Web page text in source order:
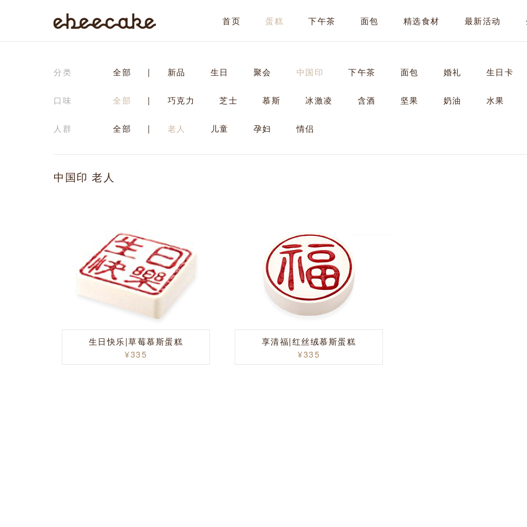
首页 蛋糕 下午茶 面包 精选食材 最新活动
分类 全部 | 新品 生日 聚会 中国印 下午茶 面包 婚礼 生日卡
口味 全部 | 巧克力 芝士 慕斯 冰激凌 含酒 坚果 奶油 水果
人群 全部 | 老人 儿童 孕妇 情侣
中国印 老人
生日快乐|草莓慕斯蛋糕
¥335
享清福|红丝绒慕斯蛋糕
¥335